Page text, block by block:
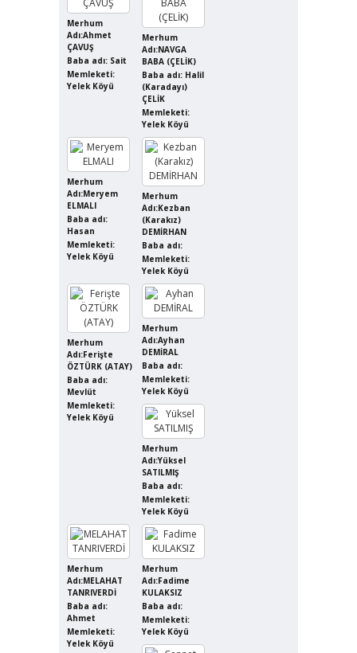
Merhum
Adı:Ahmet
ÇAVUŞ
Baba adı: Sait
Memleketi:
Yelek Köyü
Merhum
Adı:NAVGA
BABA (ÇELİK)
Baba adı: Halil
(Karadayı)
ÇELİK
Memleketi:
Yelek Köyü
Merhum
Adı:Meryem
ELMALI
Baba adı:
Hasan
Memleketi:
Yelek Köyü
Merhum
Adı:Kezban
(Karakız)
DEMİRHAN
Baba adı:
Memleketi:
Yelek Köyü
Merhum
Adı:Ferişte
ÖZTÜRK (ATAY)
Baba adı:
Mevlüt
Memleketi:
Yelek Köyü
Merhum
Adı:Ayhan
DEMİRAL
Baba adı:
Memleketi:
Yelek Köyü
Merhum
Adı:Yüksel
SATILMIŞ
Baba adı:
Memleketi:
Yelek Köyü
Merhum
Adı:MELAHAT
TANRIVERDİ
Baba adı:
Ahmet
Memleketi:
Yelek Köyü
Merhum
Adı:Fadime
KULAKSIZ
Baba adı:
Memleketi:
Yelek Köyü